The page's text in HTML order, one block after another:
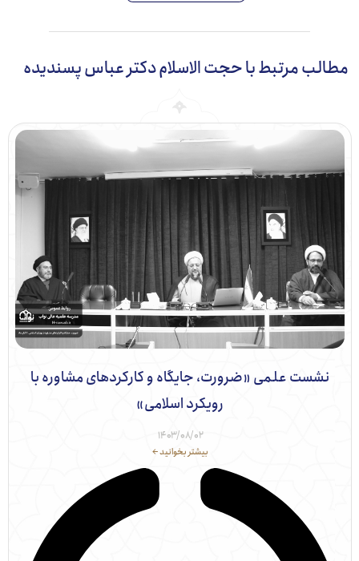
مرتبط با حجت الاسلام دکتر عباس پسندیده
علمی «ضرورت، جایگاه و کارکردهای مشاوره با
رویکرد اسلامی»
۱۴۰۳/۰۸/۰۲
بیشتر بخوانید ←